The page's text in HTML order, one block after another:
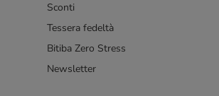
Sconti
Tessera fedeltà
Bitiba Zero Stress
Newsletter